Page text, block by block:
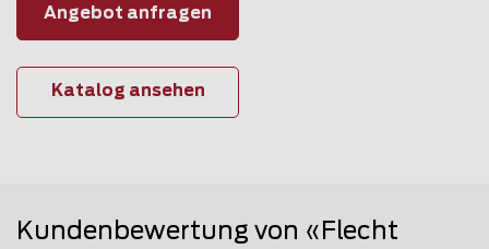
Angebot anfragen
Katalog ansehen
Kundenbewertung von «Flecht